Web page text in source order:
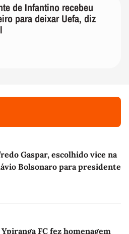
de Infantino recebeu
para deixar Uefa, diz
Gaspar, escolhido vice na
Bolsonaro para presidente
FC fez homenagem